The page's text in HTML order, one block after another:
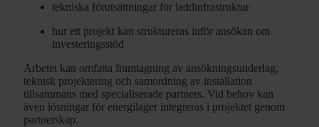
tekniska förutsättningar för laddinfrastruktur
hur ett projekt kan struktureras inför ansökan om
investeringsstöd
Arbetet kan omfatta framtagning av ansökningsunderlag,
teknisk projektering och samordning av installation
tillsammans med specialiserade partners. Vid behov kan
även lösningar för energilager integreras i projektet genom
partnerskap.